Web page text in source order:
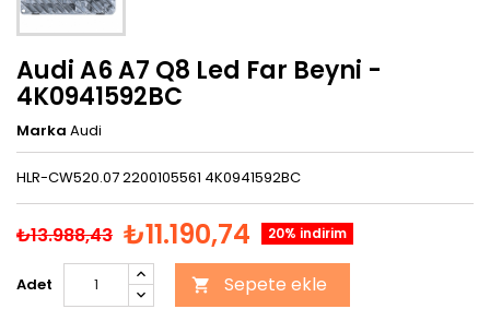
Audi A6 A7 Q8 Led Far Beyni -
4K0941592BC
Marka Audi
HLR-CW520.07 2200105561 4K0941592BC
₺13.988,43 ₺11.190,74 20% indirim
Adet  Sepete ekle